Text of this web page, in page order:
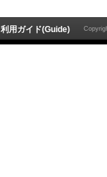
利用ガイド(Guide)